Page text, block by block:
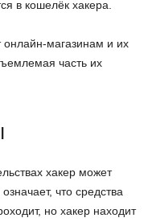
в кошелёк хакера.
онлайн-магазинам и их
часть их
хакер может
что средства
но хакер находит